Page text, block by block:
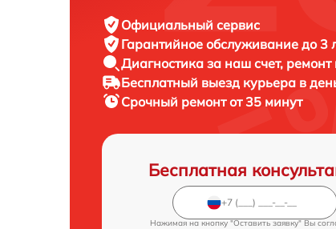
Официальный сервис
Гарантийное обслуживание до 3
Диагностика за наш счет,
Бесплатный выезд курьера в
Срочный ремонтот 35 минут
Бесплатная
Нажимая на кнопку "Оставить заявку" Вы